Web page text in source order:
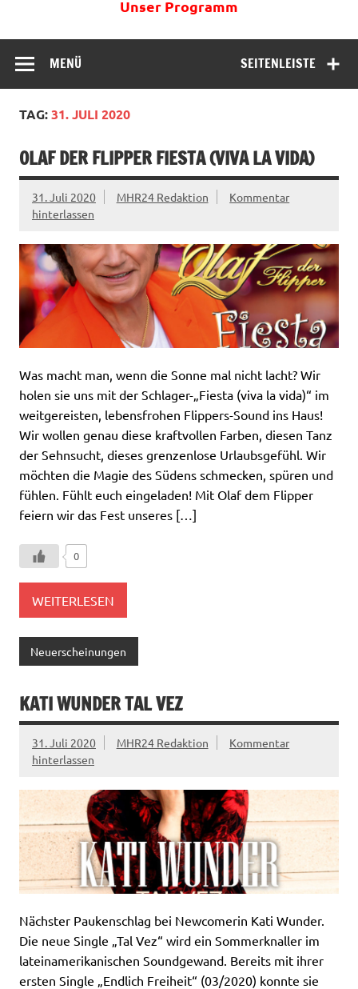
Unser Programm
SEITENLEISTE
MENÜ
TAG:31. JULI 2020
OLAF DER FLIPPER FIESTA (VIVA LA VIDA)
31. Juli 2020 MHR24 Redaktion
Kommentar
hinterlassen
Was macht man, wenn die Sonne mal nicht lacht? Wir
holen sie uns mit der Schlager-„Fiesta (viva la vida)“ im
weitgereisten, lebensfrohen Flippers-Sound ins Haus!
Wir wollen genau diese kraftvollen Farben, diesen Tanz
der Sehnsucht, dieses grenzenlose Urlaubsgefühl. Wir
möchten die Magie des Südens schmecken, spüren und
fühlen. Fühlt euch eingeladen! Mit Olaf dem Flipper
feiern wir das Fest unseres […]
0
WEITERLESEN
Neuerscheinungen
KATI WUNDER TAL VEZ
31. Juli 2020 MHR24 Redaktion
Kommentar
hinterlassen
Nächster Paukenschlag bei Newcomerin Kati Wunder.
Die neue Single „Tal Vez“ wird ein Sommerknaller im
lateinamerikanischen Soundgewand. Bereits mit ihrer
ersten Single „Endlich Freiheit“ (03/2020) konnte sie